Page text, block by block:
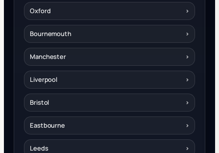
Oxford ›
Bournemouth ›
Manchester ›
Liverpool ›
Bristol ›
Eastbourne ›
Leeds ›